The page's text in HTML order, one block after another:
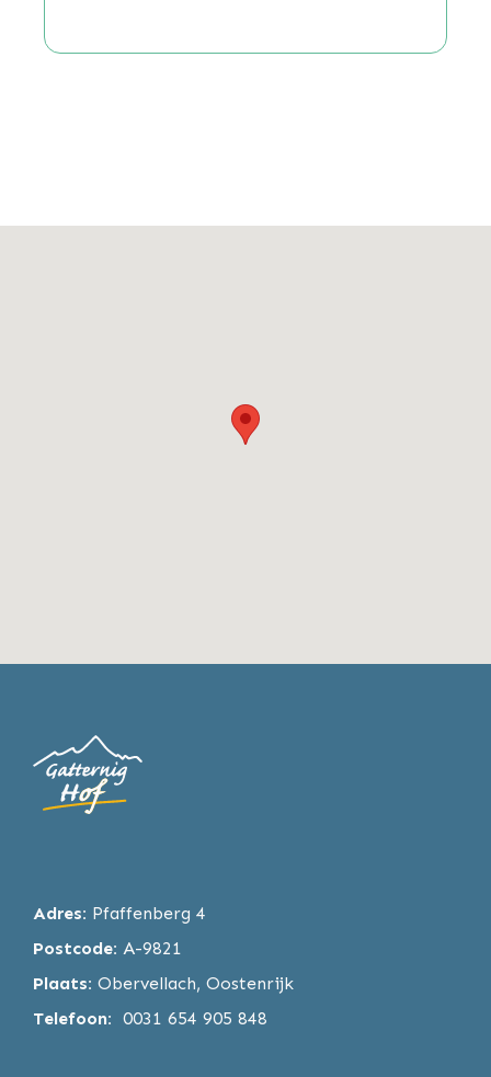
Adres: Pfaffenberg 4
Postcode: A-9821
Plaats: Obervellach, Oostenrijk
Telefoon: 0031 654 905 848